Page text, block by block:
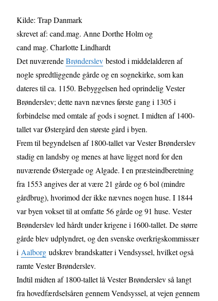
Kilde: Trap Danmark
skrevet af: cand.mag. Anne Dorthe Holm og
cand mag. Charlotte Lindhardt
Det nuværendeBrønderslev bestod i middelalderen af
nogle spredtliggende gårde og en sognekirke, som kan
dateres til ca. 1150. Bebyggelsen hed oprindelig Vester
Brønderslev; dette navn nævnes første gang i 1305 i
forbindelse med omtale af gods i sognet. I midten af 1400-
tallet var Østergård den største gård i byen.
Frem til begyndelsen af 1800-tallet var Vester Brønderslev
stadig en landsby og menes at have ligget nord for den
nuværende Østergade og Algade. I en præsteindberetning
fra 1553 angives der at være 21 gårde og 6 bol (mindre
gårdbrug), hvorimod der ikke nævnes nogen huse. I 1844
var byen vokset til at omfatte 56 gårde og 91 huse. Vester
Brønderslev led hårdt under krigene i 1600-tallet. De større
gårde blev udplyndret, og den svenske overkrigskommissær
i Aalborg udskrev brandskatter i Vendsyssel, hvilket også
ramte Vester Brønderslev.
Indtil midten af 1800-tallet lå Vester Brønderslev så langt
fra hovedfærdselsåren gennem Vendsyssel, at vejen gennem